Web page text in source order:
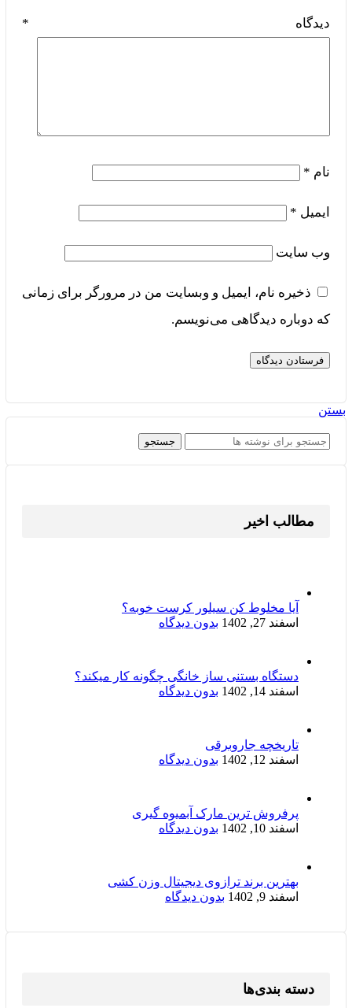
دیدگاه *
نام *
ایمیل *
وب‌ سایت
ذخیره نام، ایمیل و وبسایت من در مرورگر برای زمانی
که دوباره دیدگاهی می‌نویسم.
بستن
جستجو
مطالب اخیر
آیا مخلوط کن سیلور کرست خوبه؟
اسفند 27, 1402
بدون دیدگاه
دستگاه بستنی ساز خانگی چگونه کار میکند؟
اسفند 14, 1402
بدون دیدگاه
تاریخچه جاروبرقی
اسفند 12, 1402
بدون دیدگاه
پرفروش ترین مارک آبمیوه گیری
اسفند 10, 1402
بدون دیدگاه
بهترین برند ترازوی دیجیتال وزن کشی
اسفند 9, 1402
بدون دیدگاه
دسته بندی‌ها